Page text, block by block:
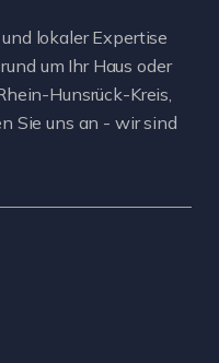
lokaler Expertise
um Ihr Haus oder
Hunsrück-Kreis,
Sie uns an - wir sind